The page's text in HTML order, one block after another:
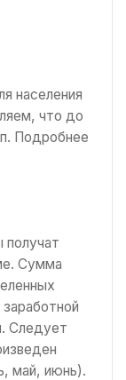
населения
что до
Подробнее
Сумма
Следует
май, июнь).